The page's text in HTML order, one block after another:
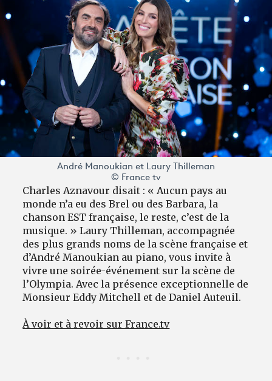
André Manoukian et Laury Thilleman
© France tv
Charles Aznavour disait : « Aucun pays au
monde n’a eu des Brel ou des Barbara, la
chanson EST française, le reste, c’est de la
musique. » Laury Thilleman, accompagnée
des plus grands noms de la scène française et
d’André Manoukian au piano, vous invite à
vivre une soirée-événement sur la scène de
l’Olympia. Avec la présence exceptionnelle de
Monsieur Eddy Mitchell et de Daniel Auteuil.
À voir et à revoir sur France.tv